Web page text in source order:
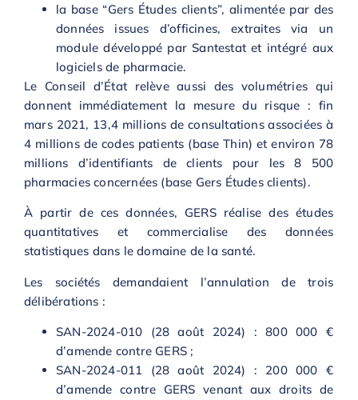
la base “Gers Études clients”, alimentée par des
données issues d’officines, extraites via un
module développé par Santestat et intégré aux
logiciels de pharmacie.
Le Conseil d’État relève aussi des volumétries qui
donnent immédiatement la mesure du risque : fin
mars 2021, 13,4 millions de consultations associées à
4 millions de codes patients (base Thin) et environ 78
millions d’identifiants de clients pour les 8 500
pharmacies concernées (base Gers Études clients).
À partir de ces données, GERS réalise des études
quantitatives et commercialise des données
statistiques dans le domaine de la santé.
Les sociétés demandaient l’annulation de trois
délibérations :
SAN-2024-010 (28 août 2024) : 800 000 €
d’amende contre GERS ;
SAN-2024-011 (28 août 2024) : 200 000 €
d’amende contre GERS venant aux droits de